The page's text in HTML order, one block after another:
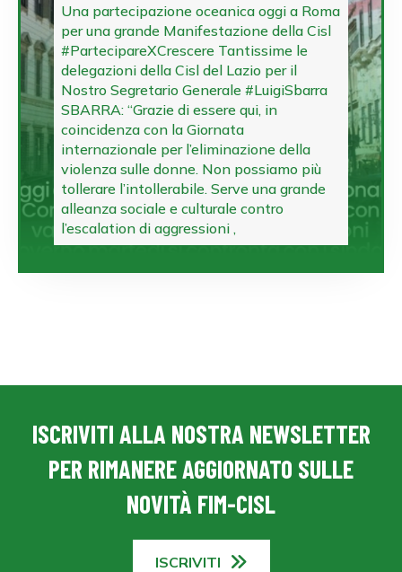
Una partecipazione oceanica oggi a Roma
per una grande Manifestazione della Cisl
#PartecipareXCrescere Tantissime le
delegazioni della Cisl del Lazio per il
Nostro Segretario Generale #LuigiSbarra
SBARRA: “Grazie di essere qui, in
coincidenza con la Giornata
internazionale per l’eliminazione della
violenza sulle donne. Non possiamo più
tollerare l’intollerabile. Serve una grande
alleanza sociale e culturale contro
l’escalation di aggressioni ,
ISCRIVITI ALLA NOSTRA NEWSLETTER
PER RIMANERE AGGIORNATO SULLE
NOVITÀ FIM-CISL
ISCRIVITI